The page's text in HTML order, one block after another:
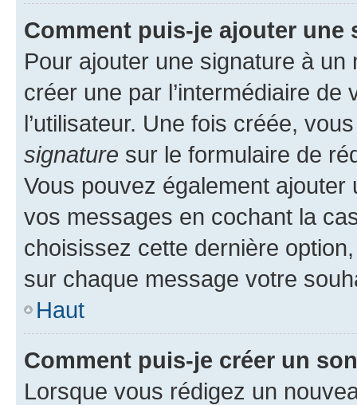
Comment puis-je ajouter une
Pour ajouter une signature à un
créer une par l’intermédiaire
l’utilisateur. Une fois créée,
signature sur le formulaire de
Vous pouvez également
vos messages en cochant la
choisissez cette dernière
sur chaque message votre
Haut
Comment puis-je créer un
Lorsque vous rédigez un